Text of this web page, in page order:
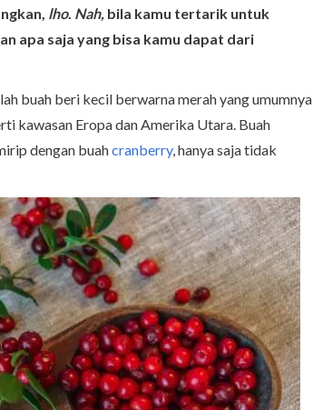
lho. Nah, bila kamu tertarik untuk
apa saja yang bisa kamu dapat dari
buah beri kecil berwarna merah yang umumnya
kawasan Eropa dan Amerika Utara. Buah
dengan buahcranberry, hanya saja tidak